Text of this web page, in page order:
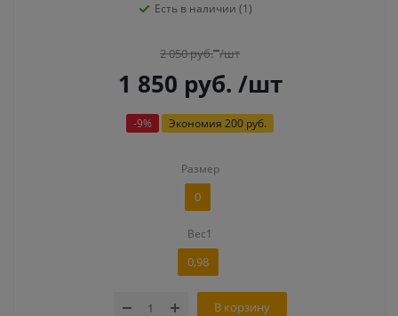
Есть в наличии (1)
2 050руб. /шт
1 850 руб. /шт
-9% Экономия 200 руб.
Размер
0
Вес1
0,98
В корзину